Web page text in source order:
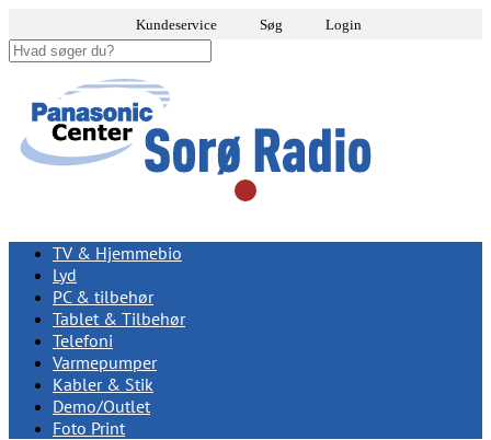
Kundeservice Søg Login
TV & Hjemmebio
Lyd
PC & tilbehør
Tablet & Tilbehør
Telefoni
Varmepumper
Kabler & Stik
Demo/Outlet
Foto Print